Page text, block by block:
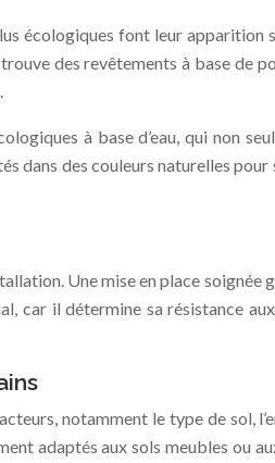
écologiques font leur
des revêtements à base
à base d’eau, qui non
des couleurs naturelles
Une mise en place
il détermine sa résistance
notamment le type de sol,
adaptés aux sols meubles ou